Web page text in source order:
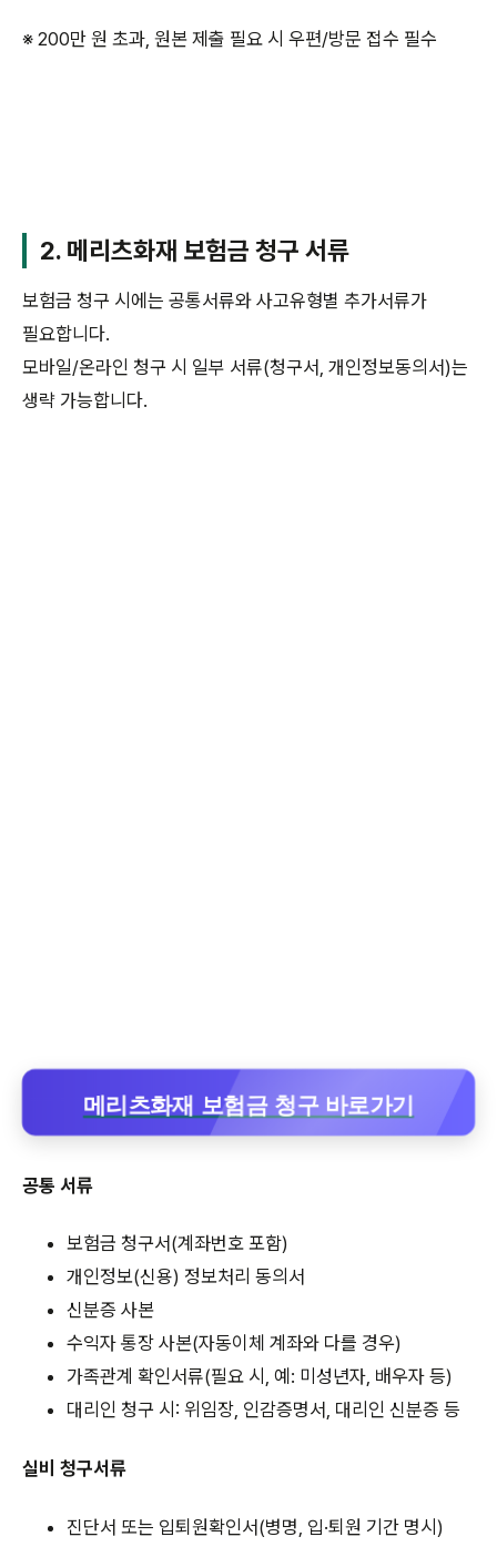
※ 200만 원 초과, 원본 제출 필요 시 우편/방문 접수 필수
2. 메리츠화재 보험금 청구 서류
보험금 청구 시에는 공통서류와 사고유형별 추가서류가
필요합니다.
모바일/온라인 청구 시 일부 서류(청구서, 개인정보동의서)는
생략 가능합니다.
메리츠화재 보험금 청구 바로가기
공통 서류
보험금 청구서(계좌번호 포함)
개인정보(신용) 정보처리 동의서
신분증 사본
수익자 통장 사본(자동이체 계좌와 다를 경우)
가족관계 확인서류(필요 시, 예: 미성년자, 배우자 등)
대리인 청구 시: 위임장, 인감증명서, 대리인 신분증 등
실비 청구서류
진단서 또는 입퇴원확인서(병명, 입·퇴원 기간 명시)